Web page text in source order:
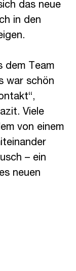
das neue
in den
dem Team
war schön
Viele
von einem
– ein
neuen